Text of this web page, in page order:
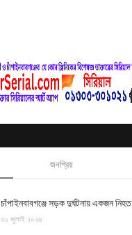
জনপ্রিয়
চাঁপাইনবাবগঞ্জে সড়ক দুর্ঘটনায় একজন নিহত
৩১ জুলাই ২০২৬